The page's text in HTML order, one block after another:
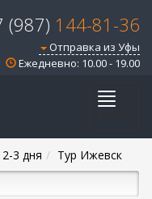
(987) 144-81-36
Отправка из Уфы
Ежедневно: 10.00 - 19.00
3 дня Тур Ижевск